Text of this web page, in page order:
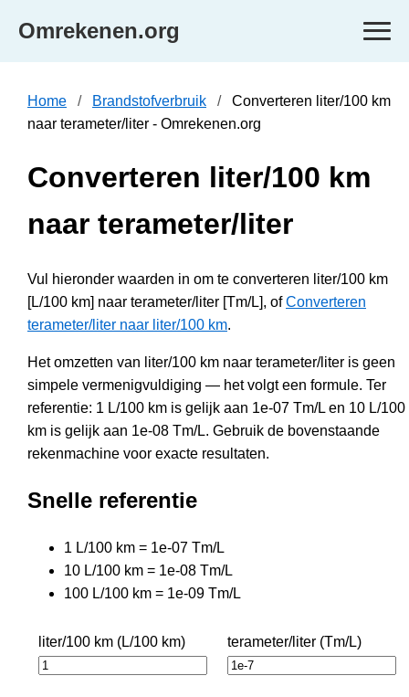
Omrekenen.org
Home Brandstofverbruik
Converteren liter/100 km
naar terameter/liter - Omrekenen.org
Converteren liter/100 km
naar terameter/liter
Vul hieronder waarden in om te converteren liter/100 km
[L/100 km] naar terameter/liter [Tm/L], ofConverteren
terameter/liter naar liter/100 km.
Het omzetten van liter/100 km naar terameter/liter is geen
simpele vermenigvuldiging — het volgt een formule. Ter
referentie: 1 L/100 km is gelijk aan 1e-07 Tm/L en 10 L/100
km is gelijk aan 1e-08 Tm/L. Gebruik de bovenstaande
rekenmachine voor exacte resultaten.
Snelle referentie
1 L/100 km = 1e-07 Tm/L
10 L/100 km = 1e-08 Tm/L
100 L/100 km = 1e-09 Tm/L
liter/100 km (L/100 km) terameter/liter (Tm/L)